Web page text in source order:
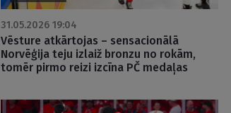
31.05.2026 19:04
Vēsture atkārtojas – sensacionālā
Norvēģija teju izlaiž bronzu no rokām,
tomēr pirmo reizi izcīna PČ medaļas